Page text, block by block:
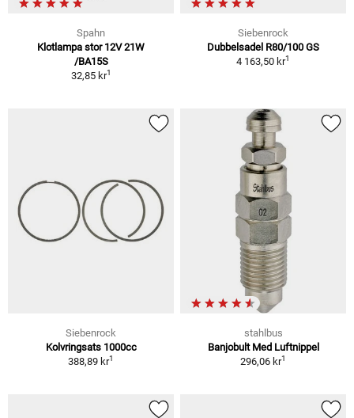
Spahn
Klotlampa stor 12V 21W
/BA15S
32,85 kr1
Siebenrock
Dubbelsadel R80/100 GS
4 163,50 kr1
Siebenrock
Kolvringsats 1000cc
388,89 kr1
stahlbus
Banjobult Med Luftnippel
296,06 kr1